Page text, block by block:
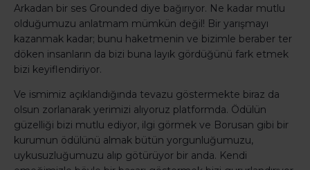
Arkadan bir ses Grounded diye bağırıyor. Ne kadar mutlu
olduğumuzu anlatmam mümkün değil! Bir yarışmayı
kazanmak kadar; bunu haketmenin ve bizimle beraber ter
döken insanların da bizi buna layık gördüğünü fark etmek
bizi keyiflendiriyor.
Ve ismimiz açıklandığında tevazu göstermekte biraz da
olsun zorlanarak yerimizi alıyoruz platformda. Ödülün
güzelliği bizi mutlu ediyor, ilgi görmek ve Borusan gibi bir
kurumun ödülünü almak bütün yorgunluğumuzu,
uykusuzluğumuzu alıp götürüyor bir anda. Kendi